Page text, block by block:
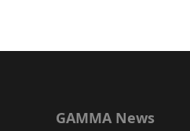
GAMMA News